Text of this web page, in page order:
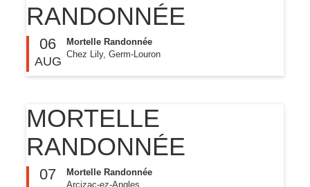
RANDONNÉE
06
AUG
Mortelle Randonnée
Chez Lily, Germ-Louron
MORTELLE
RANDONNÉE
07
Mortelle Randonnée
Arcizac-ez-Angles